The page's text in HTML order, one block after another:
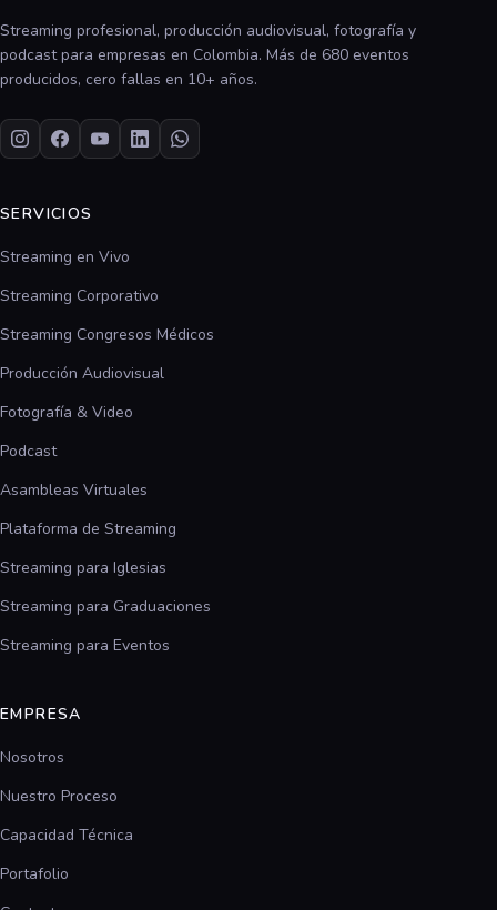
Streaming profesional, producción audiovisual, fotografía y
podcast para empresas en Colombia. Más de 680 eventos
producidos, cero fallas en 10+ años.
SERVICIOS
Streaming en Vivo
Streaming Corporativo
Streaming Congresos Médicos
Producción Audiovisual
Fotografía & Video
Podcast
Asambleas Virtuales
Plataforma de Streaming
Streaming para Iglesias
Streaming para Graduaciones
Streaming para Eventos
EMPRESA
Nosotros
Nuestro Proceso
Capacidad Técnica
Portafolio